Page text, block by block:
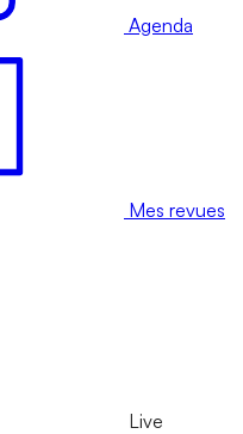
Agenda
Mes revues
Live